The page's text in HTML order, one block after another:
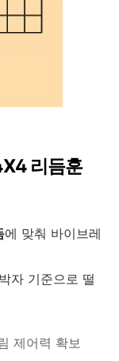
리듬훈
에 맞춰 바이브레
자 기준으로 떨
제어력 확보